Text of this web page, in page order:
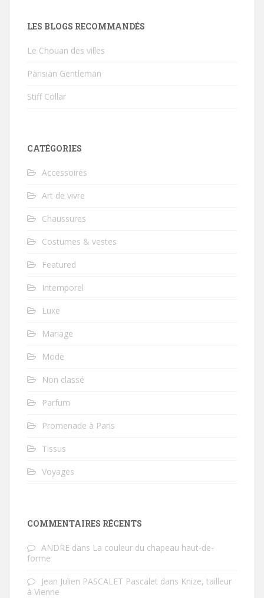
LES BLOGS RECOMMANDÉS
Le Chouan des villes
Parisian Gentleman
Stiff Collar
CATÉGORIES
Accessoires
Art de vivre
Chaussures
Costumes & vestes
Featured
Intemporel
Luxe
Mariage
Mode
Non classé
Parfum
Promenade à Paris
Tissus
Voyages
COMMENTAIRES RÉCENTS
ANDRE dans La couleur du chapeau haut-de-
forme
Jean Julien PASCALET Pascalet dans Knize, tailleur
à Vienne